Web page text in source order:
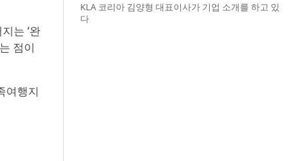
는 ‘완
점이
여행지
KLA 코리아 김양형 대표이사가 기업 소개를 하고 있
다